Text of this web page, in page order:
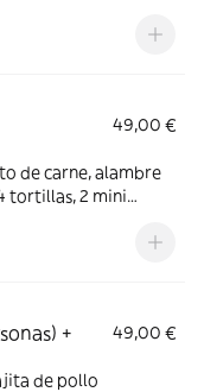
49,00 €
de carne, alambre
tortillas, 2 mini
+
49,00 €
de pollo